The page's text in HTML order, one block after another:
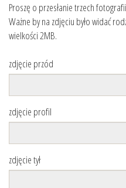
Proszę o przesłanie trzech
Ważne by na zdjęciu było widać
wielkości 2MB.
zdjęcie przód
zdjęcie profil
zdjęcie tył